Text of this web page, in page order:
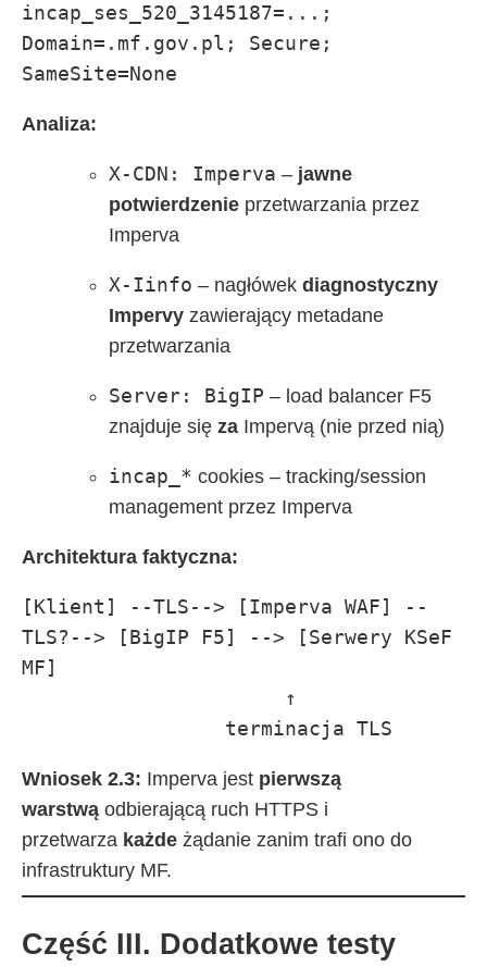
incap_ses_520_3145187=...;
Domain=.mf.gov.pl; Secure;
SameSite=None
Analiza:
X-CDN: Imperva – jawne
potwierdzenie przetwarzania przez
Imperva
X-Iinfo – nagłówek diagnostyczny
Impervy zawierający metadane
przetwarzania
Server: BigIP – load balancer F5
znajduje się za Impervą (nie przed nią)
incap_* cookies – tracking/session
management przez Imperva
Architektura faktyczna:
[Klient] --TLS--> [Imperva WAF] --
TLS?--> [BigIP F5] --> [Serwery KSeF
MF]
                 terminacja TLS
Wniosek 2.3: Imperva jest pierwszą
warstwą odbierającą ruch HTTPS i
przetwarza każde żądanie zanim trafi ono do
infrastruktury MF.
Część III. Dodatkowe testy